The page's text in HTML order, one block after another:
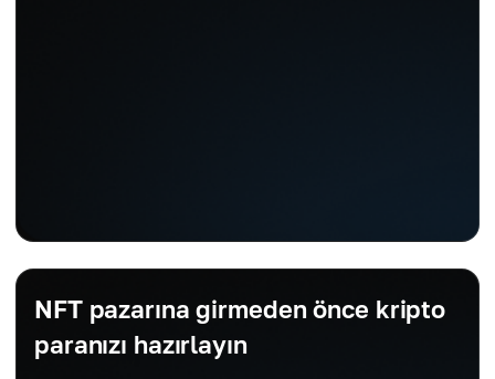
NFT pazarına girmeden önce kripto
paranızı hazırlayın